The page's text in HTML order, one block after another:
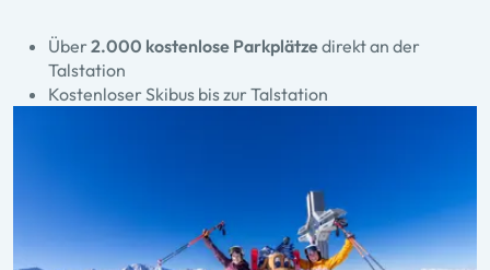
Über 2.000 kostenlose Parkplätzedirekt an der
Talstation
Kostenloser Skibus bis zur Talstation